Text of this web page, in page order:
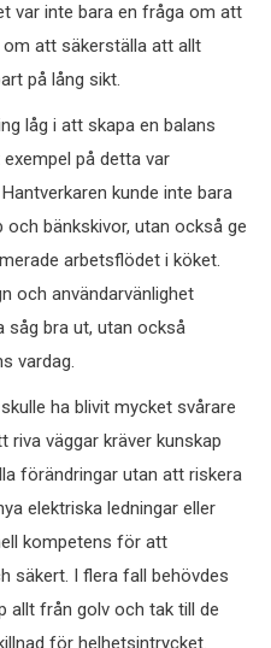
var inte bara en fråga om att
att säkerställa att allt
på lång sikt.
låg i att skapa en balans
på detta var
kunde inte bara
bänkskivor, utan också ge
arbetsflödet i köket.
och användarvänlighet
såg bra ut, utan också
vardag.
ha blivit mycket svårare
riva väggar kräver kunskap
förändringar utan att riskera
elektriska ledningar eller
kompetens för att
säkert. I flera fall behövdes
allt från golv och tak till de
för helhetsintrycket.